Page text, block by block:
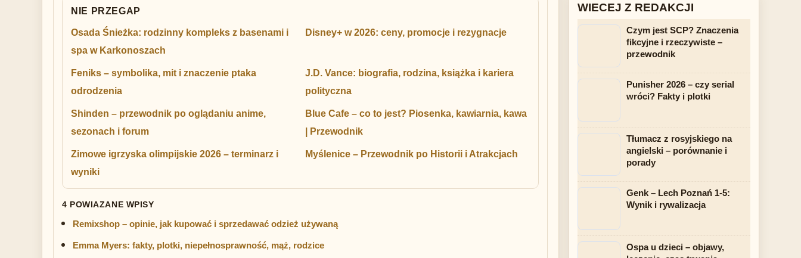
NIE PRZEGAP
Osada Śnieżka: rodzinny kompleks z basenami i
spa w Karkonoszach
Disney+ w 2026: ceny, promocje i rezygnacje
Feniks – symbolika, mit i znaczenie ptaka
odrodzenia
J.D. Vance: biografia, rodzina, książka i kariera
polityczna
Shinden – przewodnik po oglądaniu anime,
sezonach i forum
Blue Cafe – co to jest? Piosenka, kawiarnia, kawa
| Przewodnik
Zimowe igrzyska olimpijskie 2026 – terminarz i
wyniki
Myślenice – Przewodnik po Historii i Atrakcjach
4 POWIAZANE WPISY
Remixshop – opinie, jak kupować i sprzedawać odzież używaną
Emma Myers: fakty, plotki, niepełnosprawność, mąż, rodzice
WIECEJ Z REDAKCJI
Czym jest SCP? Znaczenia
fikcyjne i rzeczywiste –
przewodnik
Punisher 2026 – czy serial
wróci? Fakty i plotki
Tłumacz z rosyjskiego na
angielski – porównanie i
porady
Genk – Lech Poznań 1-5:
Wynik i rywalizacja
Ospa u dzieci – objawy,